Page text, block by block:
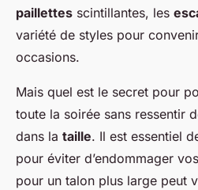
paillettes scintillantes, les
variété de styles pour
occasions.
Mais quel est le secret pour
toute la soirée sans ressentir
dans la taille. Il est essentiel
pour éviter d’endommager
pour un talon plus large peut